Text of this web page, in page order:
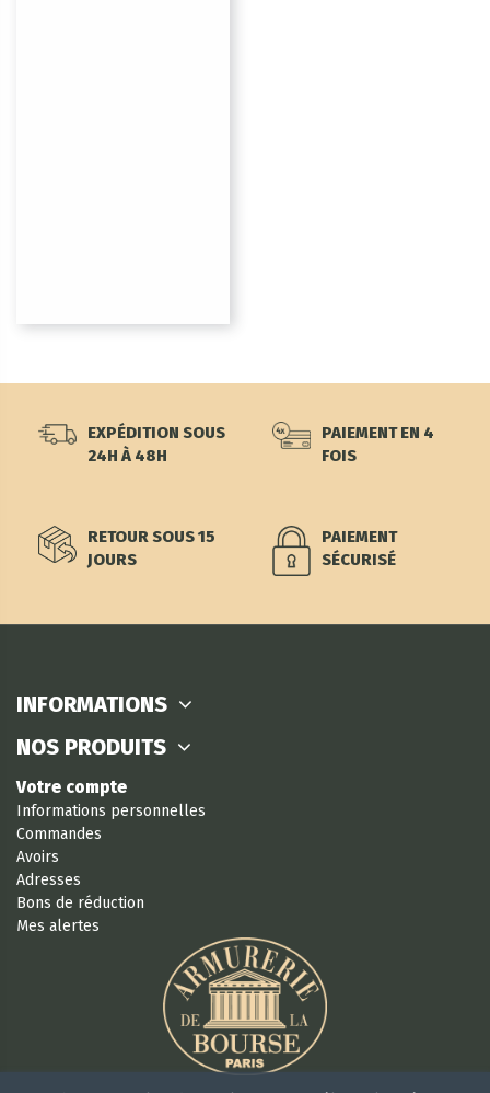
EXPÉDITION SOUS
24H À 48H
PAIEMENT EN 4
FOIS
RETOUR SOUS 15
JOURS
PAIEMENT
SÉCURISÉ
INFORMATIONS
NOS PRODUITS
Votre compte
Informations personnelles
Commandes
Avoirs
Adresses
Bons de réduction
Mes alertes